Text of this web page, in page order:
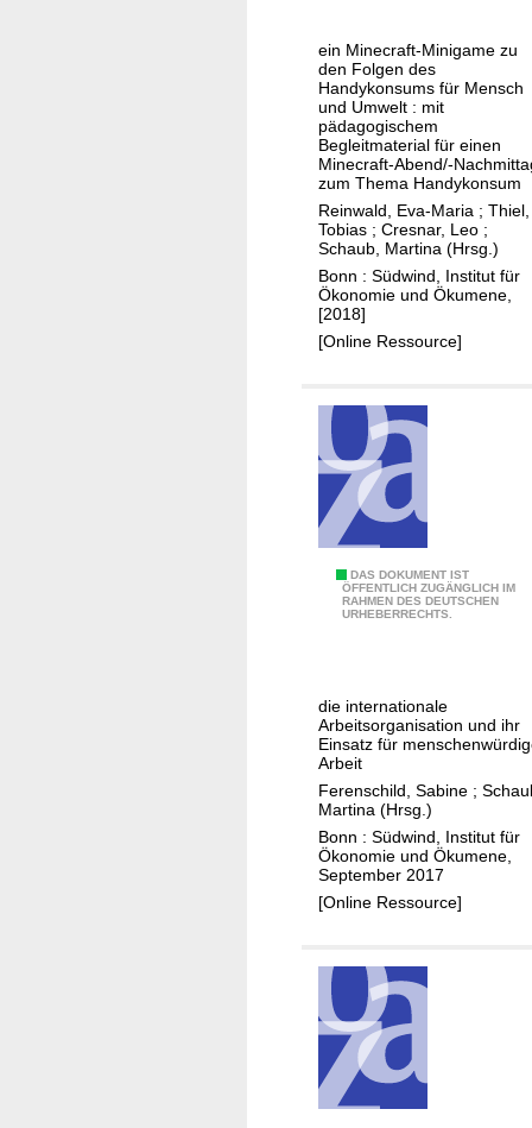
h
t
i
g
e
R
i
c
h
t
u
n
e
n
d
e
r
G
l
o
b
a
l
i
u
n
g
a
n
d
y
ein Minecraft-Minigame zu
den Folgen des
Handykonsums für Mensch
und Umwelt : mit
pädagogischem
Begleitmaterial für einen
Minecraft-Abend/-
zum Thema Handykonsum
Reinwald, Eva-Maria ; Thiel,
Tobias ; Cresnar, Leo ;
Schaub, Martina (Hrsg.)
Bonn : Südwind, Institut für
Ökonomie und Ökumene,
[2018]
[Online Ressource]
DAS DOKUMENT IST
ÖFFENTLICH ZUGÄNGLICH IM
RAHMEN DES DEUTSCHEN
URHEBERRECHTS.
M
o
n
g
e
s
c
h
e
t
r
?
die internationale
Arbeitsorganisation und ihr
Einsatz für
Arbeit
Ferenschild, Sabine ;
Martina (Hrsg.)
Bonn : Südwind, Institut für
Ökonomie und Ökumene,
September 2017
[Online Ressource]